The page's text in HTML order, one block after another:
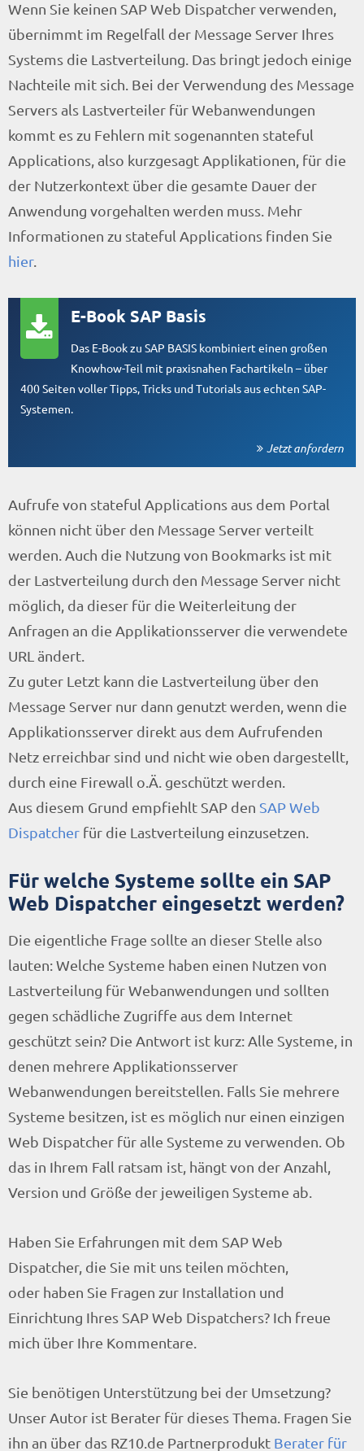
Wenn Sie keinen SAP Web Dispatcher verwenden,
übernimmt im Regelfall der Message Server Ihres
Systems die Lastverteilung. Das bringt jedoch einige
Nachteile mit sich. Bei der Verwendung des Message
Servers als Lastverteiler für Webanwendungen
kommt es zu Fehlern mit sogenannten stateful
Applications, also kurzgesagt Applikationen, für die
der Nutzerkontext über die gesamte Dauer der
Anwendung vorgehalten werden muss. Mehr
Informationen zu stateful Applications finden Sie
hier.
E-Book SAP Basis
Das E-Book zu SAP BASIS kombiniert einen großen
Knowhow-Teil mit praxisnahen Fachartikeln – über
400 Seiten voller Tipps, Tricks und Tutorials aus echten SAP-
Systemen.
Jetzt anfordern
Aufrufe von stateful Applications aus dem Portal
können nicht über den Message Server verteilt
werden. Auch die Nutzung von Bookmarks ist mit
der Lastverteilung durch den Message Server nicht
möglich, da dieser für die Weiterleitung der
Anfragen an die Applikationsserver die verwendete
URL ändert.
Zu guter Letzt kann die Lastverteilung über den
Message Server nur dann genutzt werden, wenn die
Applikationsserver direkt aus dem Aufrufenden
Netz erreichbar sind und nicht wie oben dargestellt,
durch eine Firewall o.Ä. geschützt werden.
Aus diesem Grund empfiehlt SAP den SAP Web
Dispatcher für die Lastverteilung einzusetzen.
Für welche Systeme sollte ein SAP
Web Dispatcher eingesetzt werden?
Die eigentliche Frage sollte an dieser Stelle also
lauten: Welche Systeme haben einen Nutzen von
Lastverteilung für Webanwendungen und sollten
gegen schädliche Zugriffe aus dem Internet
geschützt sein? Die Antwort ist kurz: Alle Systeme, in
denen mehrere Applikationsserver
Webanwendungen bereitstellen. Falls Sie mehrere
Systeme besitzen, ist es möglich nur einen einzigen
Web Dispatcher für alle Systeme zu verwenden. Ob
das in Ihrem Fall ratsam ist, hängt von der Anzahl,
Version und Größe der jeweiligen Systeme ab.
Haben Sie Erfahrungen mit dem SAP Web
Dispatcher, die Sie mit uns teilen möchten,
oder haben Sie Fragen zur Installation und
Einrichtung Ihres SAP Web Dispatchers? Ich freue
mich über Ihre Kommentare.
Sie benötigen Unterstützung bei der Umsetzung?
Unser Autor ist Berater für dieses Thema. Fragen Sie
ihn an über das RZ10.de Partnerprodukt Berater für